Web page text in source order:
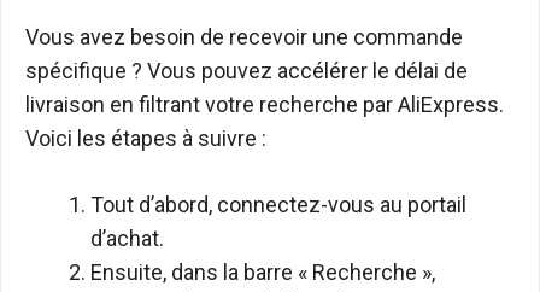
Vous avez besoin de recevoir une commande
spécifique ? Vous pouvez accélérer le délai de
livraison en filtrant votre recherche par AliExpress.
Voici les étapes à suivre :
Tout d’abord, connectez-vous au portail
d’achat.
Ensuite, dans la barre « Recherche »,